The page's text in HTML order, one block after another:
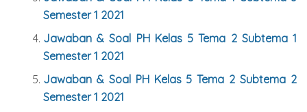
Semester 1 2021
Jawaban & Soal PH Kelas 5 Tema 2 Subtema 1
Semester 1 2021
Jawaban & Soal PH Kelas 5 Tema 2 Subtema 2
Semester 1 2021